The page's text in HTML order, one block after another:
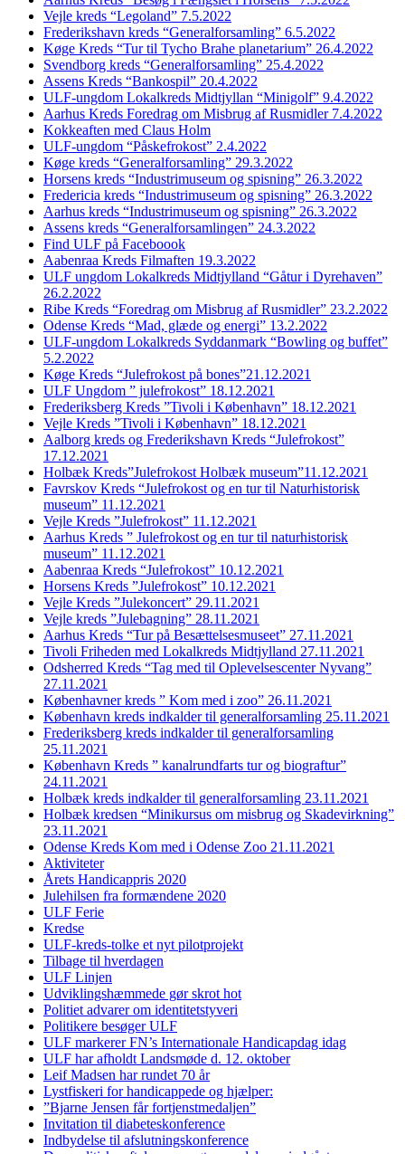
Vejle kreds “Legoland” 7.5.2022
Frederikshavn kreds “Generalforsamling” 6.5.2022
Køge Kreds “Tur til Tycho Brahe planetarium” 26.4.2022
Svendborg kreds “Generalforsamling” 25.4.2022
Assens Kreds “Bankospil” 20.4.2022
ULF-ungdom Lokalkreds Midtjyllan “Minigolf” 9.4.2022
Aarhus Kreds Foredrag om Misbrug af Rusmidler 7.4.2022
Kokkeaften med Claus Holm
ULF-ungdom “Påskefrokost” 2.4.2022
Køge kreds “Generalforsamling” 29.3.2022
Horsens kreds “Industrimuseum og spisning” 26.3.2022
Fredericia kreds “Industrimuseum og spisning” 26.3.2022
Aarhus kreds “Industrimuseum og spisning” 26.3.2022
Assens kreds “Generalforsamlingen” 24.3.2022
Find ULF på Faceboook
Aabenraa Kreds Filmaften 19.3.2022
ULF ungdom Lokalkreds Midtjylland “Gåtur i Dyrehaven”
26.2.2022
Ribe Kreds “Foredrag om Misbrug af Rusmidler” 23.2.2022
Odense Kreds “Mad, glæde og energi” 13.2.2022
ULF-ungdom Lokalkreds Syddanmark “Bowling og buffet”
5.2.2022
Køge Kreds “Julefrokost på bones”21.12.2021
ULF Ungdom ” julefrokost” 18.12.2021
Frederiksberg Kreds ”Tivoli i København” 18.12.2021
Vejle Kreds ”Tivoli i København” 18.12.2021
Aalborg kreds og Frederikshavn Kreds “Julefrokost”
17.12.2021
Holbæk Kreds”Julefrokost Holbæk museum”11.12.2021
Favrskov Kreds “Julefrokost og en tur til Naturhistorisk
museum” 11.12.2021
Vejle Kreds ”Julefrokost” 11.12.2021
Aarhus Kreds ” Julefrokost og en tur til naturhistorisk
museum” 11.12.2021
Aabenraa Kreds “Julefrokost” 10.12.2021
Horsens Kreds ”Julefrokost” 10.12.2021
Vejle Kreds ”Julekoncert” 29.11.2021
Vejle kreds ”Julebagning” 28.11.2021
Aarhus Kreds “Tur på Besættelsesmuseet” 27.11.2021
Tivoli Friheden med Lokalkreds Midtjylland 27.11.2021
Odsherred Kreds “Tag med til Oplevelsescenter Nyvang”
27.11.2021
Københavner kreds ” Kom med i zoo” 26.11.2021
København kreds indkalder til generalforsamling 25.11.2021
Frederiksberg kreds indkalder til generalforsamling
25.11.2021
København Kreds ” kanalrundfarts tur og biograftur”
24.11.2021
Holbæk kreds indkalder til generalforsamling 23.11.2021
Holbæk kredsen “Minikursus om misbrug og Skadevirkning”
23.11.2021
Odense Kreds Kom med i Odense Zoo 21.11.2021
Aktiviteter
Årets Handicappris 2020
Julehilsen fra formændene 2020
ULF Ferie
Kredse
ULF-kreds-tolke et nyt pilotprojekt
Tilbage til hverdagen
ULF Linjen
Udviklingshæmmede gør skrot hot
Politiet advarer om identitetstyveri
Politikere besøger ULF
ULF markerer FN’s Internationale Handicapdag idag
ULF har afholdt Landsmøde d. 12. oktober
Leif Madsen har rundet 70 år
Lystfiskeri for handicappede og hjælper:
”Bjarne Jensen får fortjenstmedaljen”
Invitation til diabeteskonference
Indbydelse til afslutningskonference